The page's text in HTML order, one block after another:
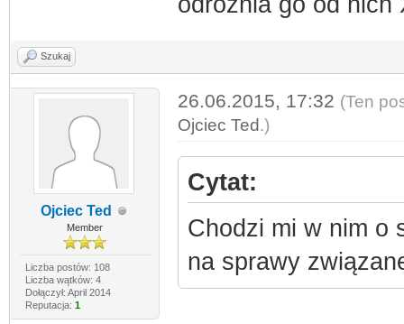
Szukaj
Ojciec Ted
Member
Liczba postów: 108
Liczba wątków: 4
Dołączył: April 2014
Reputacja: 1
26.06.2015, 17:32 (Ten
Ojciec Ted.)
Cytat:
Chodzi mi w nim o
na sprawy